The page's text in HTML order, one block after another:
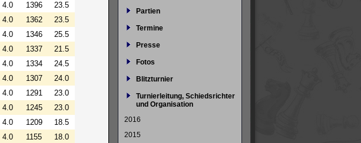
4.0 1396
23.5
4.0 1362
23.5
4.0 1346
25.5
4.0 1337
21.5
4.0 1334
24.5
4.0 1307
24.0
4.0 1291
23.0
4.0 1245
23.0
4.0 1209
18.5
4.0 1155
18.0
Partien
Termine
Presse
Fotos
Blitzturnier
Turnierleitung, Schiedsrichter
und Organisation
2016
2015